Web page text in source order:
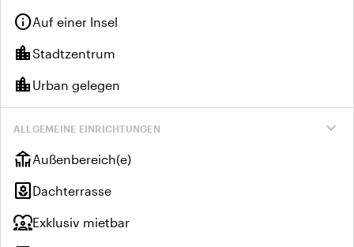
infoAuf einer Insel
location_cityStadtzentrum
location_city Urban gelegen
expand_more
ALLGEMEINE EINRICHTUNGEN
deckAußenbereich(e)
yardDachterrasse
diversity_1Exklusiv mietbar